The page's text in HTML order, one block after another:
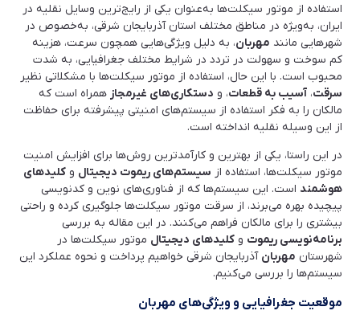
استفاده از موتور سیکلت‌ها به‌عنوان یکی از رایج‌ترین وسایل نقلیه در
ایران، به‌ویژه در مناطق مختلف استان آذربایجان شرقی، به‌خصوص در
شهرهایی مانند مهربان، به دلیل ویژگی‌هایی همچون سرعت، هزینه
کم سوخت و سهولت در تردد در شرایط مختلف جغرافیایی، به شدت
محبوب است. با این حال، استفاده از موتور سیکلت‌ها با مشکلاتی نظیر
سرقت، آسیب به قطعات، و دستکاری‌های غیرمجاز همراه است که
مالکان را به فکر استفاده از سیستم‌های امنیتی پیشرفته برای حفاظت
از این وسیله نقلیه انداخته است.
در این راستا، یکی از بهترین و کارآمدترین روش‌ها برای افزایش امنیت
موتور سیکلت‌ها، استفاده از سیستم‌های ریموت دیجیتال و کلیدهای
هوشمند است. این سیستم‌ها که از فناوری‌های نوین و کدنویسی
پیچیده بهره می‌برند، از سرقت موتور سیکلت‌ها جلوگیری کرده و راحتی
بیشتری را برای مالکان فراهم می‌کنند. در این مقاله به بررسی
برنامه‌نویسی ریموت و کلیدهای دیجیتال موتور سیکلت‌ها در
شهرستان مهربان آذربایجان شرقی خواهیم پرداخت و نحوه عملکرد این
سیستم‌ها را بررسی می‌کنیم.
موقعیت جغرافیایی و ویژگی‌های مهربان